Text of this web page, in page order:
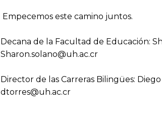
Empecemos este camino juntos.
Decana de la Facultad de Educación:
Sharon.solano@uh.ac.cr
Director de las Carreras Bilingües:
dtorres@uh.ac.cr